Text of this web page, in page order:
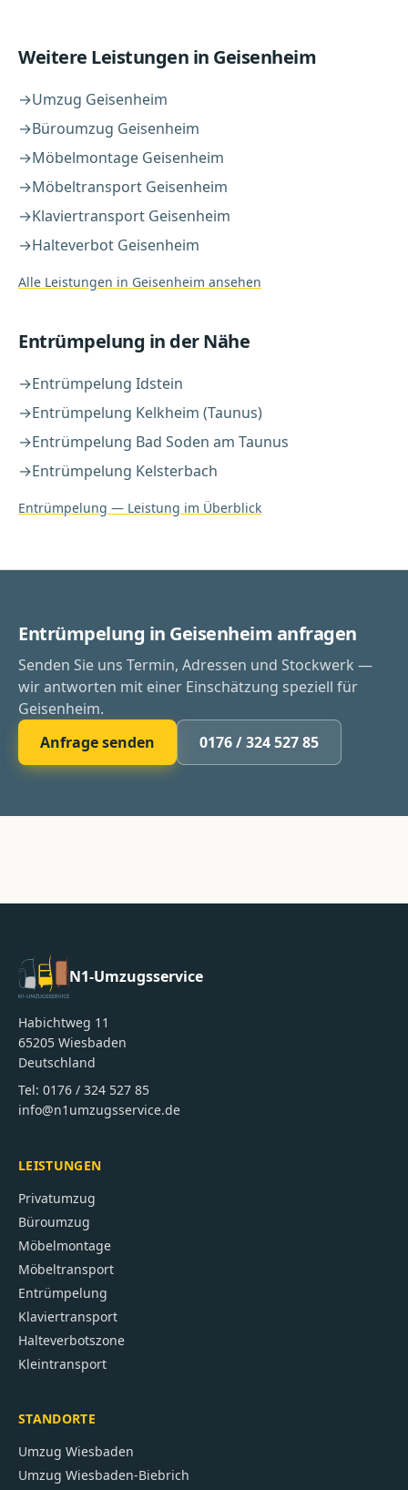
Weitere Leistungen in Geisenheim
→Umzug Geisenheim
→Büroumzug Geisenheim
→Möbelmontage Geisenheim
→Möbeltransport Geisenheim
→Klaviertransport Geisenheim
→Halteverbot Geisenheim
Alle Leistungen in Geisenheim ansehen
Entrümpelung in der Nähe
→Entrümpelung Idstein
→Entrümpelung Kelkheim (Taunus)
→Entrümpelung Bad Soden am Taunus
→Entrümpelung Kelsterbach
Entrümpelung — Leistung im Überblick
Entrümpelung in Geisenheim anfragen
Senden Sie uns Termin, Adressen und Stockwerk —
wir antworten mit einer Einschätzung speziell für
Geisenheim.
Anfrage senden
0176 / 324 527 85
N1-Umzugsservice
Habichtweg 11
65205 Wiesbaden
Deutschland
Tel: 0176 / 324 527 85
info@n1umzugsservice.de
LEISTUNGEN
Privatumzug
Büroumzug
Möbelmontage
Möbeltransport
Entrümpelung
Klaviertransport
Halteverbotszone
Kleintransport
STANDORTE
Umzug Wiesbaden
Umzug Wiesbaden-Biebrich